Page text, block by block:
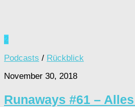
2
Podcasts / Rückblick
November 30, 2018
Runaways #61 –